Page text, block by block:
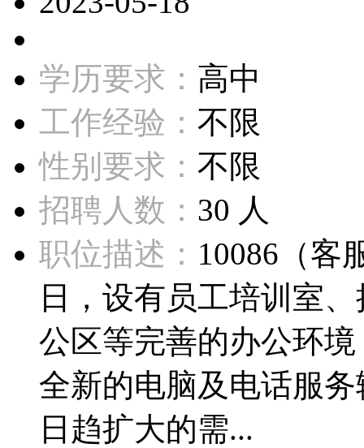
学历要求： 高中
工作经验： 不限
性别要求： 不限
招聘人数： 30 人
职位描述： 10086（客
日，设有员工培训室
公区等完善的办公环
全新的电脑及电话服
日趋扩大的需...